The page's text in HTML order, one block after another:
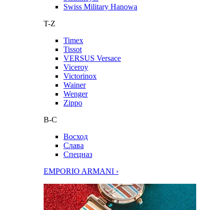
Swiss Military Hanowa
T-Z
Timex
Tissot
VERSUS Versace
Viceroy
Victorinox
Wainer
Wenger
Zippo
В-С
Восход
Слава
Спецназ
EMPORIO ARMANI ›